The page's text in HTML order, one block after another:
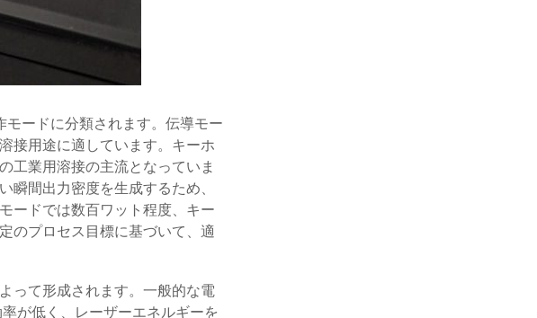
ードに分類されます。伝導モー
接用途に適しています。キーホ
工業用溶接の主流となっていま
瞬間出力密度を生成するため、
ードでは数百ワット程度、キー
のプロセス目標に基づいて、適
って形成されます。一般的な電
が低く、レーザーエネルギーを